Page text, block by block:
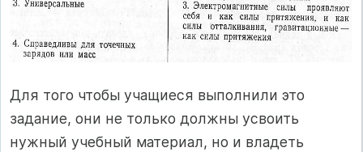
Для того чтобы учащиеся выполнили это
задание, они не только должны усвоить
нужный учебный материал, но и владеть